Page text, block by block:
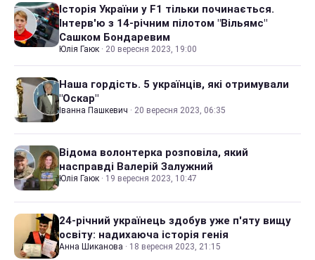
Історія України у F1 тільки починається.
Інтерв'ю з 14-річним пілотом "Вільямс"
Сашком Бондаревим
Юлія Гаюк · 20 вересня 2023, 19:00
Наша гордість. 5 українців, які отримували
"Оскар"
Іванна Пашкевич · 20 вересня 2023, 06:35
Відома волонтерка розповіла, який
насправді Валерій Залужний
Юлія Гаюк · 19 вересня 2023, 10:47
24-річний українець здобув уже п'яту вищу
освіту: надихаюча історія генія
Анна Шиканова · 18 вересня 2023, 21:15